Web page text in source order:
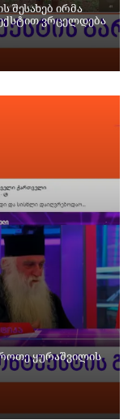
შესახებ ირმა
ვრცელდება
ყურაშვილის